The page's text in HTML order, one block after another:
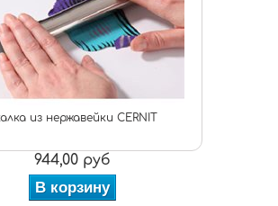
из нержавейки CERNIT
944,00 руб
В корзину